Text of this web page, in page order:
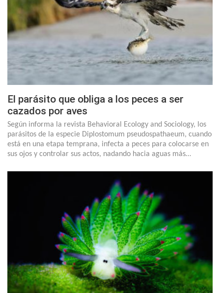
El parásito que obliga a los peces a ser
cazados por aves
Según informa la revista Behavioral Ecology and Sociology, los
parásitos de la especie Diplostomum pseudospathaeum, cuando
está en una etapa temprana, infecta a peces para colocarse en
sus ojos y controlar sus actos, nadando hacia aguas más…